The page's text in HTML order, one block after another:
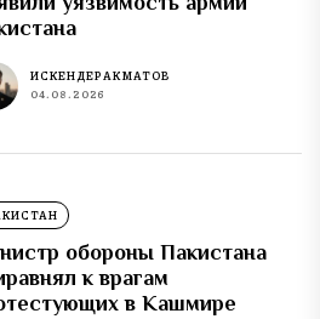
ИСКЕНДЕР АКМАТОВ
04.08.2026
обороны Пакистана
к врагам
в Кашмире